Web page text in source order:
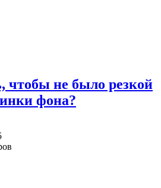
чтобы не было резкой
фона?